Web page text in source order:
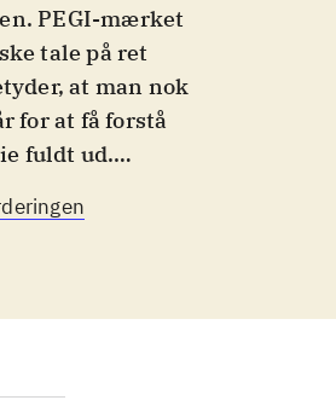
PEGI-mærket
tale på ret
at man nok
for at få forstå
fuldt ud.
genren
en såkaldt
fantasy-